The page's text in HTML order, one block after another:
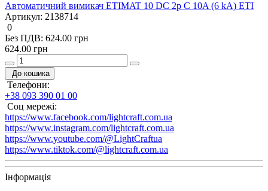
Автоматичний вимикач ETIMAT 10 DC 2p C 10A (6 kA) ETI
Артикул: 2138714
0
Без ПДВ: 624.00 грн
624.00 грн
До кошика
Телефони:
+38 093 390 01 00
Соц мережі:
https://www.facebook.com/lightcraft.com.ua
https://www.instagram.com/lightcraft.com.ua
https://www.youtube.com/@LightCraftua
https://www.tiktok.com/@lightcraft.com.ua
Інформація